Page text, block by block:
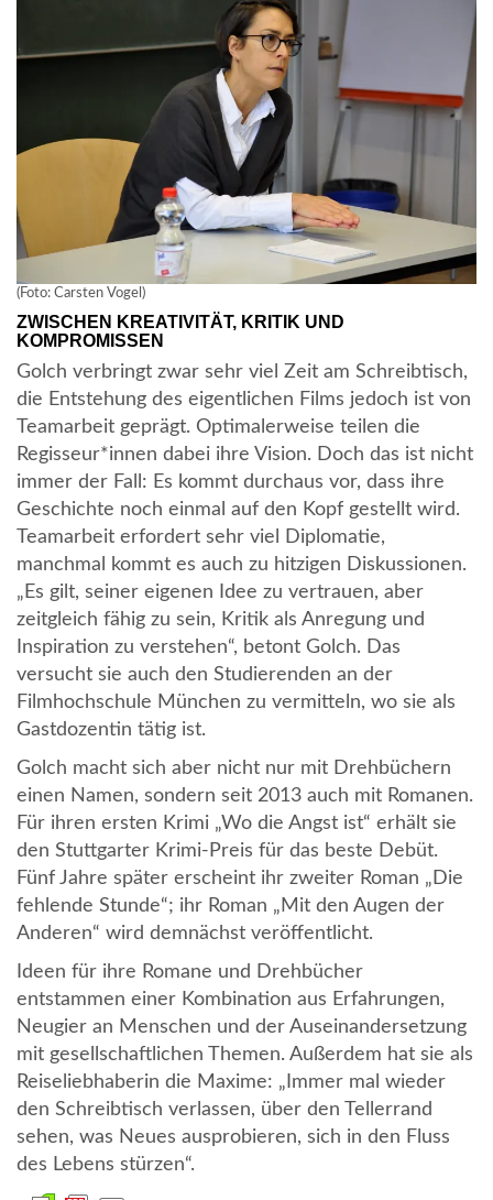
(Foto: Carsten Vogel)
ZWISCHEN KREATIVITÄT, KRITIK UND
KOMPROMISSEN
Golch verbringt zwar sehr viel Zeit am Schreibtisch,
die Entstehung des eigentlichen Films jedoch ist von
Teamarbeit geprägt. Optimalerweise teilen die
Regisseur*innen dabei ihre Vision. Doch das ist nicht
immer der Fall: Es kommt durchaus vor, dass ihre
Geschichte noch einmal auf den Kopf gestellt wird.
Teamarbeit erfordert sehr viel Diplomatie,
manchmal kommt es auch zu hitzigen Diskussionen.
„Es gilt, seiner eigenen Idee zu vertrauen, aber
zeitgleich fähig zu sein, Kritik als Anregung und
Inspiration zu verstehen“, betont Golch. Das
versucht sie auch den Studierenden an der
Filmhochschule München zu vermitteln, wo sie als
Gastdozentin tätig ist.
Golch macht sich aber nicht nur mit Drehbüchern
einen Namen, sondern seit 2013 auch mit Romanen.
Für ihren ersten Krimi „Wo die Angst ist“ erhält sie
den Stuttgarter Krimi-Preis für das beste Debüt.
Fünf Jahre später erscheint ihr zweiter Roman „Die
fehlende Stunde“; ihr Roman „Mit den Augen der
Anderen“ wird demnächst veröffentlicht.
Ideen für ihre Romane und Drehbücher
entstammen einer Kombination aus Erfahrungen,
Neugier an Menschen und der Auseinandersetzung
mit gesellschaftlichen Themen. Außerdem hat sie als
Reiseliebhaberin die Maxime: „Immer mal wieder
den Schreibtisch verlassen, über den Tellerrand
sehen, was Neues ausprobieren, sich in den Fluss
des Lebens stürzen“.